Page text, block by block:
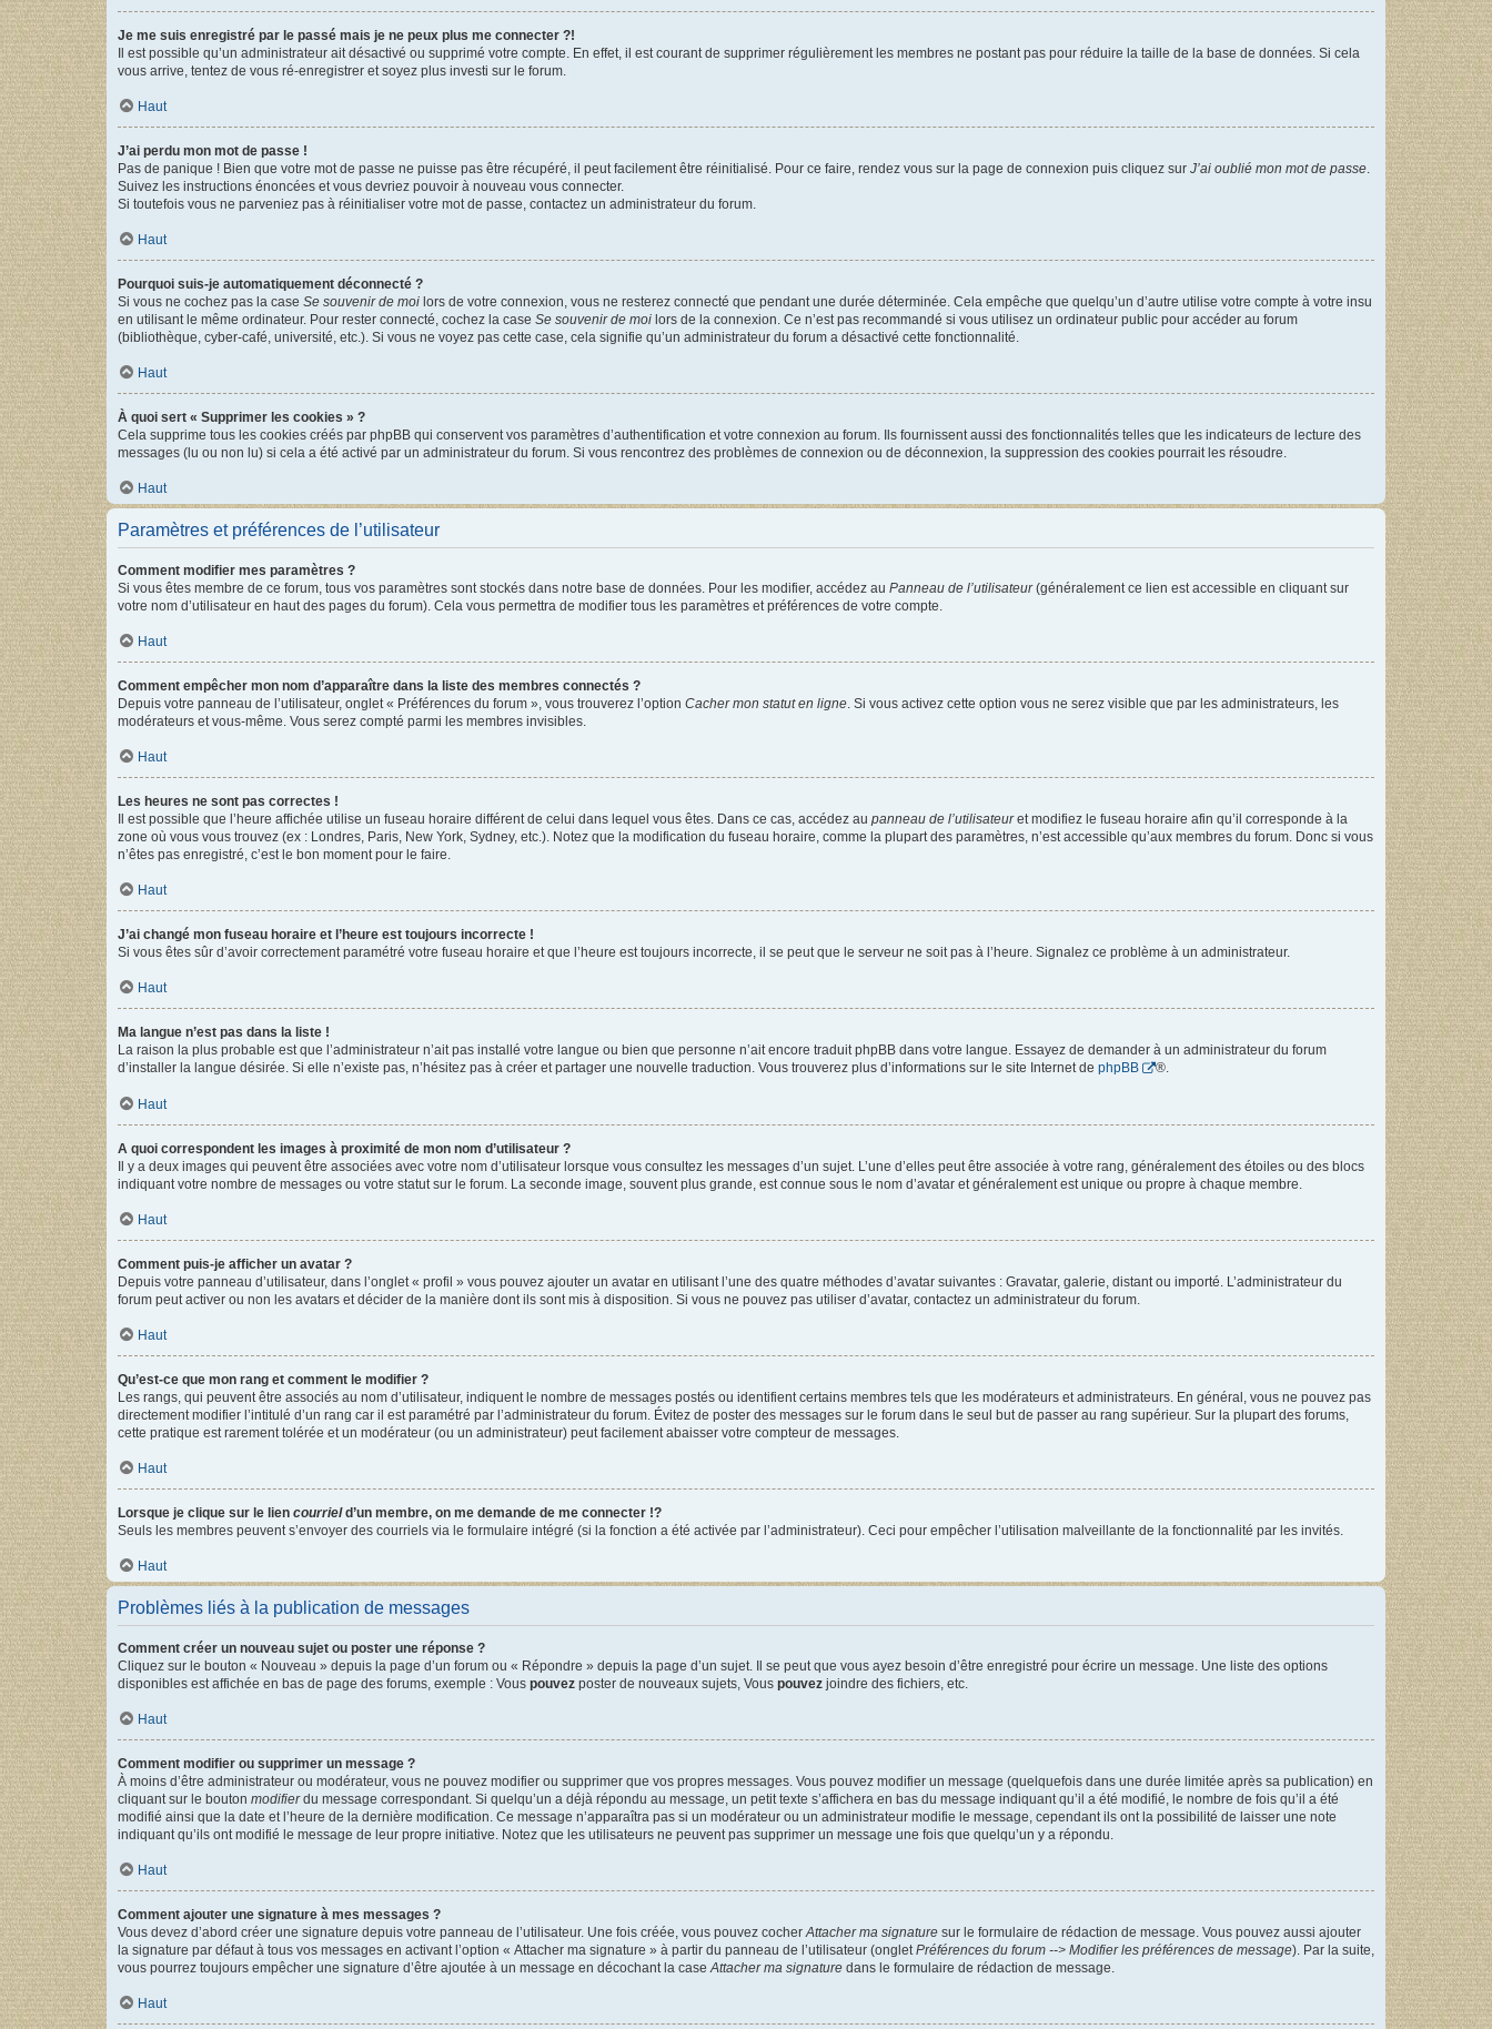
Je me suis enregistré par le passé mais je ne peux plus me connecter ?!
Il est possible qu’un administrateur ait désactivé ou supprimé votre compte. En effet, il est courant de supprimer régulièrement les membres ne postant pas pour réduire la taille de la base de données. Si cela
vous arrive, tentez de vous ré-enregistrer et soyez plus investi sur le forum.
Haut
J’ai perdu mon mot de passe !
Pas de panique ! Bien que votre mot de passe ne puisse pas être récupéré, il peut facilement être réinitialisé. Pour ce faire, rendez vous sur la page de connexion puis cliquez sur J’ai oublié mon mot de passe.
Suivez les instructions énoncées et vous devriez pouvoir à nouveau vous connecter.
Si toutefois vous ne parveniez pas à réinitialiser votre mot de passe, contactez un administrateur du forum.
Haut
Pourquoi suis-je automatiquement déconnecté ?
Si vous ne cochez pas la case Se souvenir de moi lors de votre connexion, vous ne resterez connecté que pendant une durée déterminée. Cela empêche que quelqu’un d’autre utilise votre compte à votre insu
en utilisant le même ordinateur. Pour rester connecté, cochez la case Se souvenir de moi lors de la connexion. Ce n’est pas recommandé si vous utilisez un ordinateur public pour accéder au forum
(bibliothèque, cyber-café, université, etc.). Si vous ne voyez pas cette case, cela signifie qu’un administrateur du forum a désactivé cette fonctionnalité.
Haut
À quoi sert « Supprimer les cookies » ?
Cela supprime tous les cookies créés par phpBB qui conservent vos paramètres d’authentification et votre connexion au forum. Ils fournissent aussi des fonctionnalités telles que les indicateurs de lecture des
messages (lu ou non lu) si cela a été activé par un administrateur du forum. Si vous rencontrez des problèmes de connexion ou de déconnexion, la suppression des cookies pourrait les résoudre.
Haut
Paramètres et préférences de l’utilisateur
Comment modifier mes paramètres ?
Si vous êtes membre de ce forum, tous vos paramètres sont stockés dans notre base de données. Pour les modifier, accédez au Panneau de l’utilisateur(généralement ce lien est accessible en cliquant sur
votre nom d’utilisateur en haut des pages du forum). Cela vous permettra de modifier tous les paramètres et préférences de votre compte.
Haut
Comment empêcher mon nom d’apparaître dans la liste des membres connectés ?
Depuis votre panneau de l’utilisateur, onglet « Préférences du forum », vous trouverez l’option Cacher mon statut en ligne. Si vous activez cette option vous ne serez visible que par les administrateurs, les
modérateurs et vous-même. Vous serez compté parmi les membres invisibles.
Haut
Les heures ne sont pas correctes !
Il est possible que l’heure affichée utilise un fuseau horaire différent de celui dans lequel vous êtes. Dans ce cas, accédez au panneau de l’utilisateuret modifiez le fuseau horaire afin qu’il corresponde à la
zone où vous vous trouvez (ex : Londres, Paris, New York, Sydney, etc.). Notez que la modification du fuseau horaire, comme la plupart des paramètres, n’est accessible qu’aux membres du forum. Donc si vous
n’êtes pas enregistré, c’est le bon moment pour le faire.
Haut
J’ai changé mon fuseau horaire et l’heure est toujours incorrecte !
Si vous êtes sûr d’avoir correctement paramétré votre fuseau horaire et que l’heure est toujours incorrecte, il se peut que le serveur ne soit pas à l’heure. Signalez ce problème à un administrateur.
Haut
Ma langue n’est pas dans la liste !
La raison la plus probable est que l’administrateur n’ait pas installé votre langue ou bien que personne n’ait encore traduit phpBB dans votre langue. Essayez de demander à un administrateur du forum
d’installer la langue désirée. Si elle n’existe pas, n’hésitez pas à créer et partager une nouvelle traduction. Vous trouverez plus d’informations sur le site Internet de phpBB ®.
Haut
A quoi correspondent les images à proximité de mon nom d’utilisateur ?
Il y a deux images qui peuvent être associées avec votre nom d’utilisateur lorsque vous consultez les messages d’un sujet. L’une d’elles peut être associée à votre rang, généralement des étoiles ou des blocs
indiquant votre nombre de messages ou votre statut sur le forum. La seconde image, souvent plus grande, est connue sous le nom d’avatar et généralement est unique ou propre à chaque membre.
Haut
Comment puis-je afficher un avatar ?
Depuis votre panneau d’utilisateur, dans l’onglet « profil » vous pouvez ajouter un avatar en utilisant l’une des quatre méthodes d’avatar suivantes : Gravatar, galerie, distant ou importé. L’administrateur du
forum peut activer ou non les avatars et décider de la manière dont ils sont mis à disposition. Si vous ne pouvez pas utiliser d’avatar, contactez un administrateur du forum.
Haut
Qu’est-ce que mon rang et comment le modifier ?
Les rangs, qui peuvent être associés au nom d’utilisateur, indiquent le nombre de messages postés ou identifient certains membres tels que les modérateurs et administrateurs. En général, vous ne pouvez pas
directement modifier l’intitulé d’un rang car il est paramétré par l’administrateur du forum. Évitez de poster des messages sur le forum dans le seul but de passer au rang supérieur. Sur la plupart des forums,
cette pratique est rarement tolérée et un modérateur (ou un administrateur) peut facilement abaisser votre compteur de messages.
Haut
Lorsque je clique sur le lien courrield’un membre, on me demande de me connecter !?
Seuls les membres peuvent s’envoyer des courriels via le formulaire intégré (si la fonction a été activée par l’administrateur). Ceci pour empêcher l’utilisation malveillante de la fonctionnalité par les invités.
Haut
Problèmes liés à la publication de messages
Comment créer un nouveau sujet ou poster une réponse ?
Cliquez sur le bouton « Nouveau » depuis la page d’un forum ou « Répondre » depuis la page d’un sujet. Il se peut que vous ayez besoin d’être enregistré pour écrire un message. Une liste des options
disponibles est affichée en bas de page des forums, exemple : Vous pouvez poster de nouveaux sujets, Vous pouvez joindre des fichiers, etc.
Haut
Comment modifier ou supprimer un message ?
À moins d’être administrateur ou modérateur, vous ne pouvez modifier ou supprimer que vos propres messages. Vous pouvez modifier un message (quelquefois dans une durée limitée après sa publication) en
cliquant sur le bouton modifierdu message correspondant. Si quelqu’un a déjà répondu au message, un petit texte s’affichera en bas du message indiquant qu’il a été modifié, le nombre de fois qu’il a été
modifié ainsi que la date et l’heure de la dernière modification. Ce message n’apparaîtra pas si un modérateur ou un administrateur modifie le message, cependant ils ont la possibilité de laisser une note
indiquant qu’ils ont modifié le message de leur propre initiative. Notez que les utilisateurs ne peuvent pas supprimer un message une fois que quelqu’un y a répondu.
Haut
Comment ajouter une signature à mes messages ?
Vous devez d’abord créer une signature depuis votre panneau de l’utilisateur. Une fois créée, vous pouvez cocherAttacher ma signature sur le formulaire de rédaction de message. Vous pouvez aussi ajouter
la signature par défaut à tous vos messages en activant l’option « Attacher ma signature » à partir du panneau de l’utilisateur (ongletPréférences du forum --> Modifier les préférences de message). Par la suite,
vous pourrez toujours empêcher une signature d’être ajoutée à un message en décochant la caseAttacher ma signature dans le formulaire de rédaction de message.
Haut